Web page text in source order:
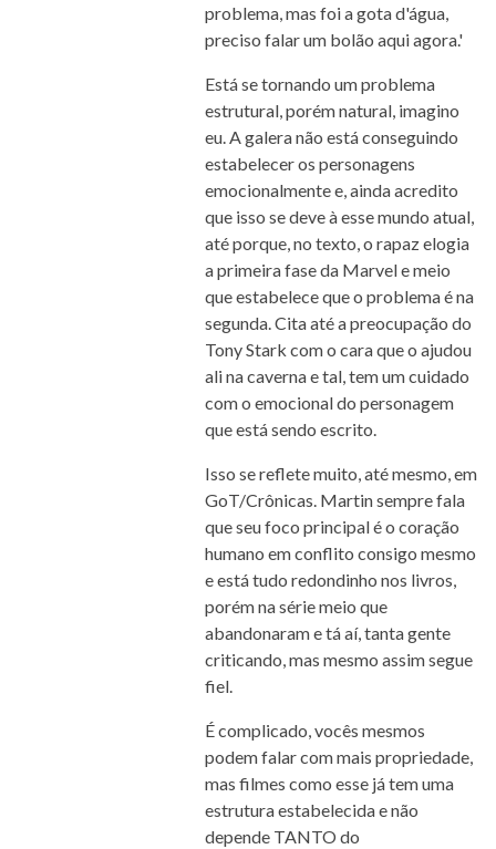
problema, mas foi a gota d'água,
preciso falar um bolão aqui agora.'
Está se tornando um problema
estrutural, porém natural, imagino
eu. A galera não está conseguindo
estabelecer os personagens
emocionalmente e, ainda acredito
que isso se deve à esse mundo atual,
até porque, no texto, o rapaz elogia
a primeira fase da Marvel e meio
que estabelece que o problema é na
segunda. Cita até a preocupação do
Tony Stark com o cara que o ajudou
ali na caverna e tal, tem um cuidado
com o emocional do personagem
que está sendo escrito.
Isso se reflete muito, até mesmo, em
GoT/Crônicas. Martin sempre fala
que seu foco principal é o coração
humano em conflito consigo mesmo
e está tudo redondinho nos livros,
porém na série meio que
abandonaram e tá aí, tanta gente
criticando, mas mesmo assim segue
fiel.
É complicado, vocês mesmos
podem falar com mais propriedade,
mas filmes como esse já tem uma
estrutura estabelecida e não
depende TANTO do